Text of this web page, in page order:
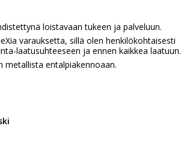
loistavaan tukeen ja palveluun.
varauksetta, sillä olen henkilökohtaisesti
laatusuhteeseen ja ennen kaikkea laatuun.
metallista entalpiakennoaan.